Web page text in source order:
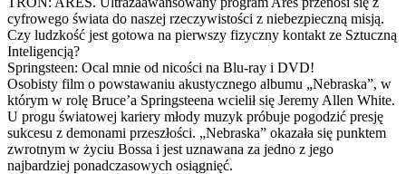
cyfrowego świata do naszej rzeczywistości z niebezpieczną misją.
Czy ludzkość jest gotowa na pierwszy fizyczny kontakt ze Sztuczną
Inteligencją?
Springsteen: Ocal mnie od nicości na Blu-ray i DVD!
Osobisty film o powstawaniu akustycznego albumu „Nebraska”, w
którym w rolę Bruce’a Springsteena wcielił się Jeremy Allen White.
U progu światowej kariery młody muzyk próbuje pogodzić presję
sukcesu z demonami przeszłości. „Nebraska” okazała się punktem
zwrotnym w życiu Bossa i jest uznawana za jedno z jego
najbardziej ponadczasowych osiągnięć.